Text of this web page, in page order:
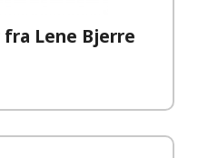
Lene Bjerre